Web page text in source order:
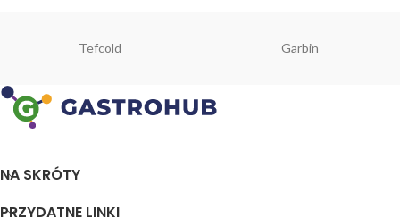
Tefcold Garbin
NA SKRÓTY
PRZYDATNE LINKI